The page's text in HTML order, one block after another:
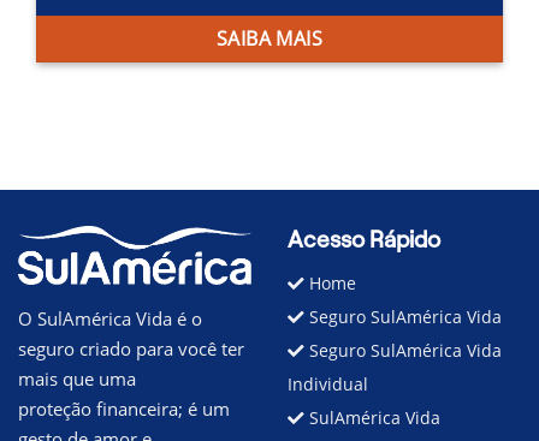
SAIBA MAIS
O SulAmérica Vida é o
seguro criado para você ter
mais que uma
proteção financeira; é um
Acesso Rápido
Home
Seguro SulAmérica Vida
Seguro SulAmérica Vida
Individual
SulAmérica Vida